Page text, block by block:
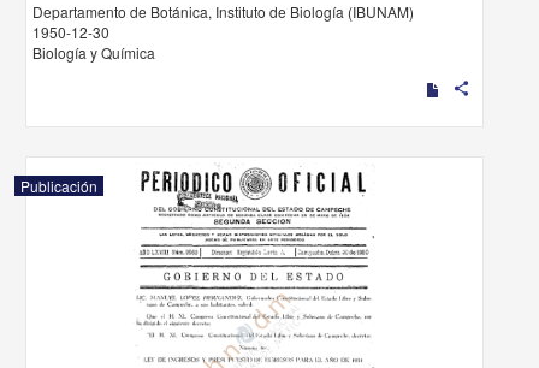
Departamento de Botánica, Instituto de Biología (IBUNAM)
1950-12-30
Biología y Química
share
Publicación